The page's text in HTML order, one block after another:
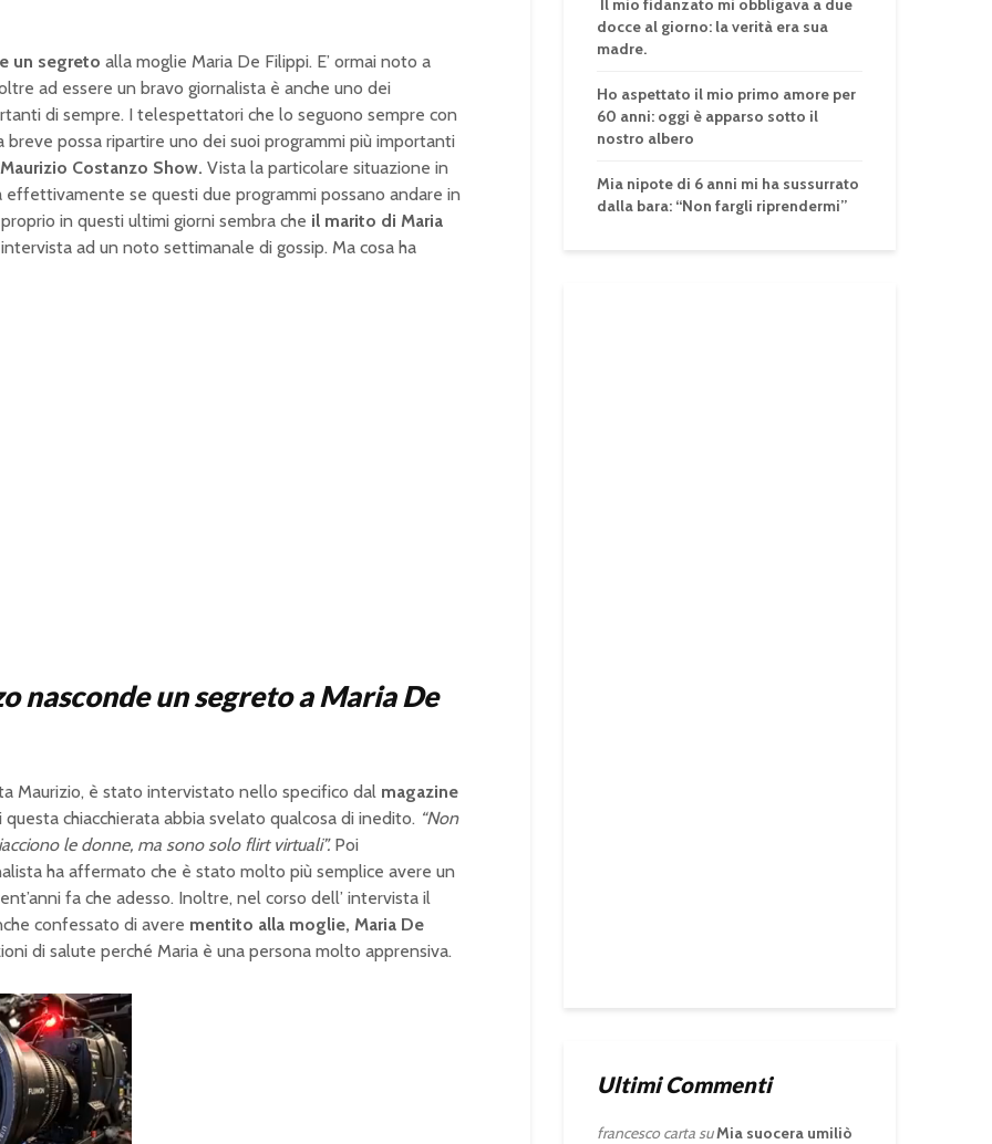
un segreto alla moglie Maria De Filippi. E’ ormai noto a
ad essere un bravo giornalista è anche uno dei
di sempre. I telespettatori che lo seguono sempre con
possa ripartire uno dei suoi programmi più importanti
Maurizio Costanzo Show. Vista la particolare situazione in
effettivamente se questi due programmi possano andare in
in questi ultimi giorni sembra che il marito di Maria
intervista ad un noto settimanale di gossip. Ma cosa ha
nasconde un segreto a Maria De
Maurizio, è stato intervistato nello specifico dal magazine
chiacchierata abbia svelato qualcosa di inedito. “Non
le donne, ma sono solo flirt virtuali”.Poi
ha affermato che è stato molto più semplice avere un
fa che adesso. Inoltre, nel corso dell’ intervista il
confessato di avere mentito alla moglie, Maria De
di salute perché Maria è una persona molto apprensiva.
Il mio fidanzato mi obbligava a due
docce al giorno: la verità era sua
madre.
Ho aspettato il mio primo amore per
60 anni: oggi è apparso sotto il
nostro albero
Mia nipote di 6 anni mi ha sussurrato
dalla bara: “Non fargli riprendermi”
Ultimi Commenti
francesco cartasuMia suocera umiliò